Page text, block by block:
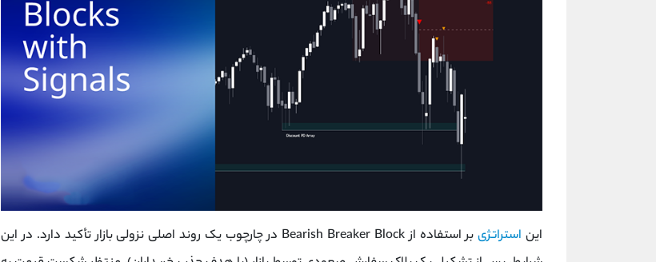
این استراتژی
بر استفاده از Bearish Breaker Block در چارچوب یک روند اصلی نزولی بازار تأکید دارد. در این